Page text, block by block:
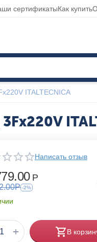
сертификатыКак купить
ITALTECNICA
Написать отзыв
Р
Р -2%
+ В